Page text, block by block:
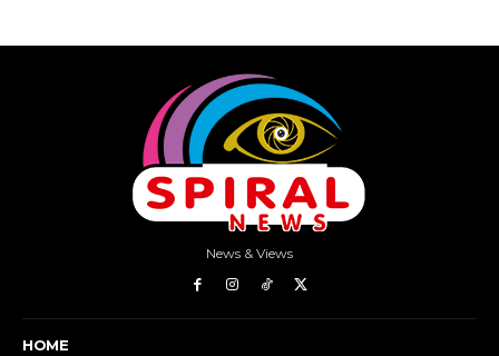
News & Views
HOME